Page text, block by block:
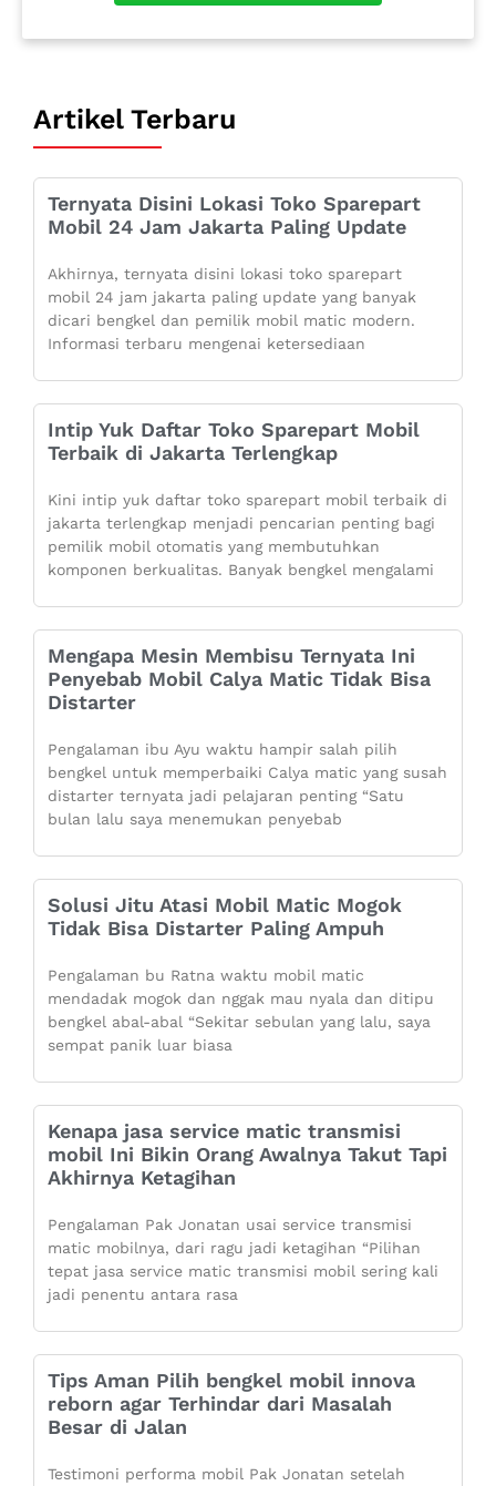
Artikel Terbaru
Ternyata Disini Lokasi Toko Sparepart
Mobil 24 Jam Jakarta Paling Update
Akhirnya, ternyata disini lokasi toko sparepart
mobil 24 jam jakarta paling update yang banyak
dicari bengkel dan pemilik mobil matic modern.
Informasi terbaru mengenai ketersediaan
Intip Yuk Daftar Toko Sparepart Mobil
Terbaik di Jakarta Terlengkap
Kini intip yuk daftar toko sparepart mobil terbaik di
jakarta terlengkap menjadi pencarian penting bagi
pemilik mobil otomatis yang membutuhkan
komponen berkualitas. Banyak bengkel mengalami
Mengapa Mesin Membisu Ternyata Ini
Penyebab Mobil Calya Matic Tidak Bisa
Distarter
Pengalaman ibu Ayu waktu hampir salah pilih
bengkel untuk memperbaiki Calya matic yang susah
distarter ternyata jadi pelajaran penting “Satu
bulan lalu saya menemukan penyebab
Solusi Jitu Atasi Mobil Matic Mogok
Tidak Bisa Distarter Paling Ampuh
Pengalaman bu Ratna waktu mobil matic
mendadak mogok dan nggak mau nyala dan ditipu
bengkel abal-abal “Sekitar sebulan yang lalu, saya
sempat panik luar biasa
Kenapa jasa service matic transmisi
mobil Ini Bikin Orang Awalnya Takut Tapi
Akhirnya Ketagihan
Pengalaman Pak Jonatan usai service transmisi
matic mobilnya, dari ragu jadi ketagihan “Pilihan
tepat jasa service matic transmisi mobil sering kali
jadi penentu antara rasa
Tips Aman Pilih bengkel mobil innova
reborn agar Terhindar dari Masalah
Besar di Jalan
Testimoni performa mobil Pak Jonatan setelah